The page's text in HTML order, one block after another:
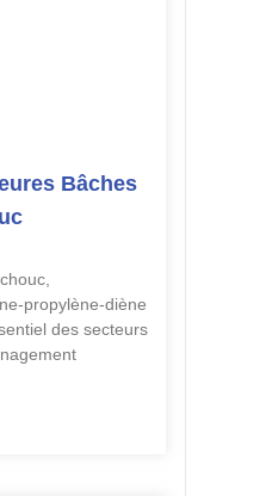
Bâches
propylène-diène
des secteurs